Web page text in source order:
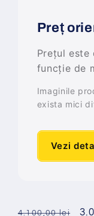
Preț
Prețul
funcție de
Imaginile
exista mici
Vezi
Preț
4.100,00 lei